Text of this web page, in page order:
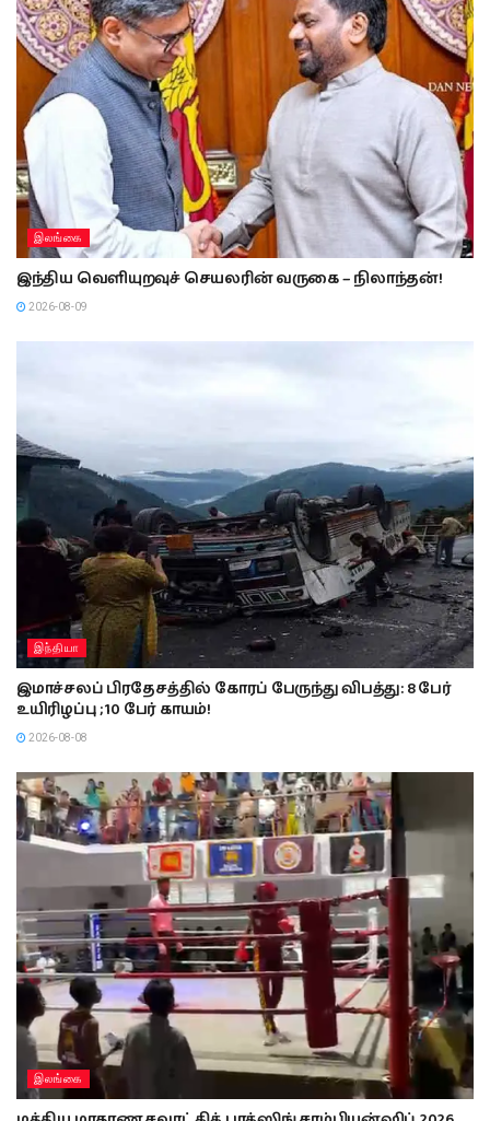
இலங்கை
இந்திய வெளியுறவுச் செயலரின் வருகை – நிலாந்தன்!
2026-08-09
இந்தியா
இமாச்சலப் பிரதேசத்தில் கோரப் பேருந்து விபத்து: 8 பேர்
உயிரிழப்பு ; 10 பேர் காயம்!
2026-08-08
இலங்கை